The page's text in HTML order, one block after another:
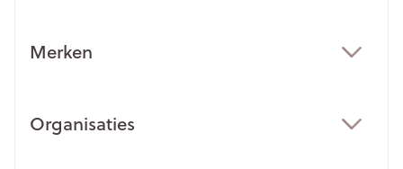
Merken
Organisaties